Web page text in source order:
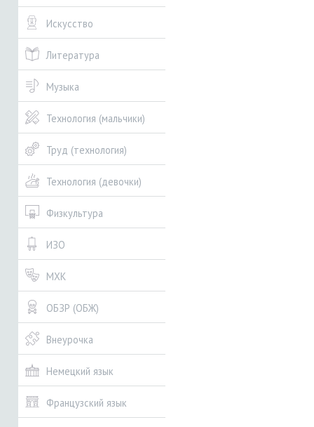
Искусство
Литература
Музыка
Технология (мальчики)
Труд (технология)
Технология (девочки)
Физкультура
ИЗО
МХК
ОБЗР (ОБЖ)
Внеурочка
Немецкий язык
Французский язык